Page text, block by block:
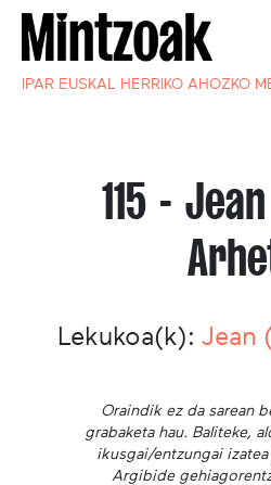
IPAR EUSKAL HERRIKO AHOZKO
115 -
Lekukoa(k): Jean
Oraindik ez da sarean
grabaketa hau. Baliteke,
ikusgai/entzungai
Argibide